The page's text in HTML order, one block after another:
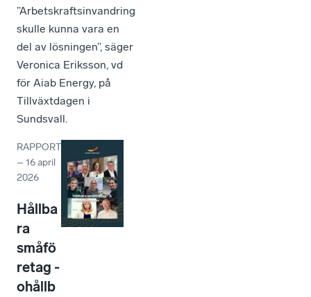
”Arbetskraftsinvandring
skulle kunna vara en
del av lösningen”, säger
Veronica Eriksson, vd
för Aiab Energy, på
Tillväxtdagen i
Sundsvall.
RAPPORT
–16 april
2026
Hållba
ra
småfö
retag -
ohållb